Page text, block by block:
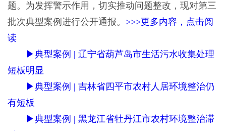
题。为发挥警示作用，切实推动问题整改，现对第三
批次典型案例进行公开通报。 >>>更多内容，点击阅
读
▶典型案例 | 辽宁省葫芦岛市生活污水收集处理
短板明显
▶典型案例 | 吉林省四平市农村人居环境整治仍
有短板
▶典型案例 | 黑龙江省牡丹江市农村环境整治滞